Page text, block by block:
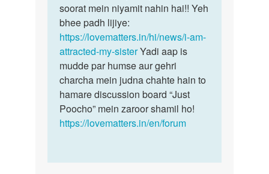
soorat mein niyamit nahin hai!! Yeh
bhee padh lijiye:
https://lovematters.in/hi/news/i-am-
attracted-my-sisterYadi aap is
mudde par humse aur gehri
charcha mein judna chahte hain to
hamare discussion board “Just
Poocho” mein zaroor shamil ho!
https://lovematters.in/en/forum